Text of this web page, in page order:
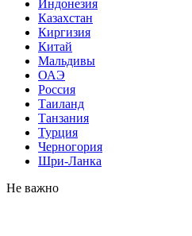
Индонезия
Казахстан
Киргизия
Китай
Мальдивы
ОАЭ
Россия
Таиланд
Танзания
Турция
Черногория
Шри-Ланка
Не важно